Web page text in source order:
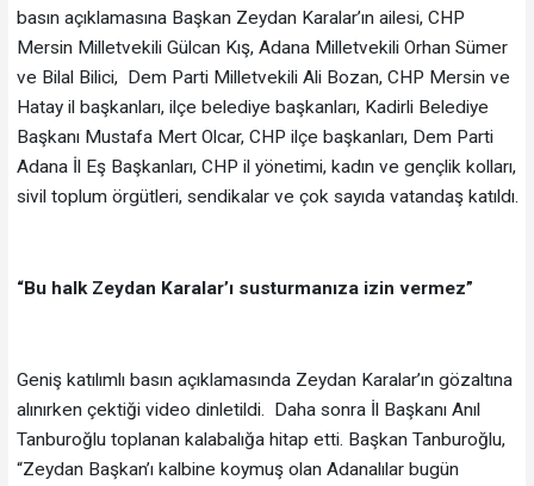
basın açıklamasına Başkan Zeydan Karalar’ın ailesi, CHP
Mersin Milletvekili Gülcan Kış, Adana Milletvekili Orhan Sümer
ve Bilal Bilici, Dem Parti Milletvekili Ali Bozan, CHP Mersin ve
Hatay il başkanları, ilçe belediye başkanları, Kadirli Belediye
Başkanı Mustafa Mert Olcar, CHP ilçe başkanları, Dem Parti
Adana İl Eş Başkanları, CHP il yönetimi, kadın ve gençlik kolları,
sivil toplum örgütleri, sendikalar ve çok sayıda vatandaş katıldı.
“Bu halk Zeydan Karalar’ı susturmanıza izin vermez”
Geniş katılımlı basın açıklamasında Zeydan Karalar’ın gözaltına
alınırken çektiği video dinletildi. Daha sonra İl Başkanı Anıl
Tanburoğlu toplanan kalabalığa hitap etti. Başkan Tanburoğlu,
“Zeydan Başkan’ı kalbine koymuş olan Adanalılar bugün